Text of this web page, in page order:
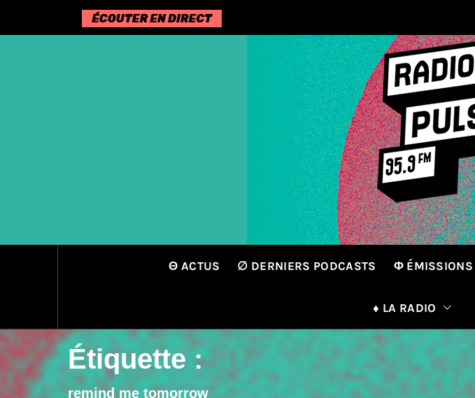
Θ ACTUS ∅ DERNIERS PODCASTS Φ ÉMISSIONS
♦ LA RADIO
Étiquette :
remind me tomorrow